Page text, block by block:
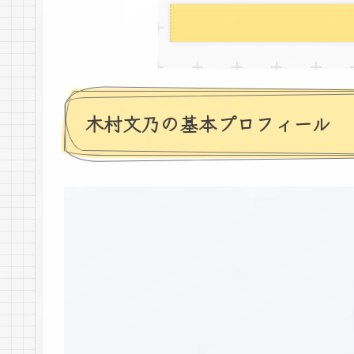
木村文乃の基本プロフィール